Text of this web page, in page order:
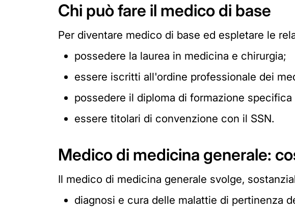
Chi può fare il medico di base
Per diventare medico di base ed espletare le
possedere la laurea in medicina e chirurgia;
essere iscritti all'ordine professionale dei
possedere il diploma di formazione
essere titolari di convenzione con il SSN.
Medico di medicina generale:
Il medico di medicina generale svolge,
diagnosi e cura delle malattie di pertinenza